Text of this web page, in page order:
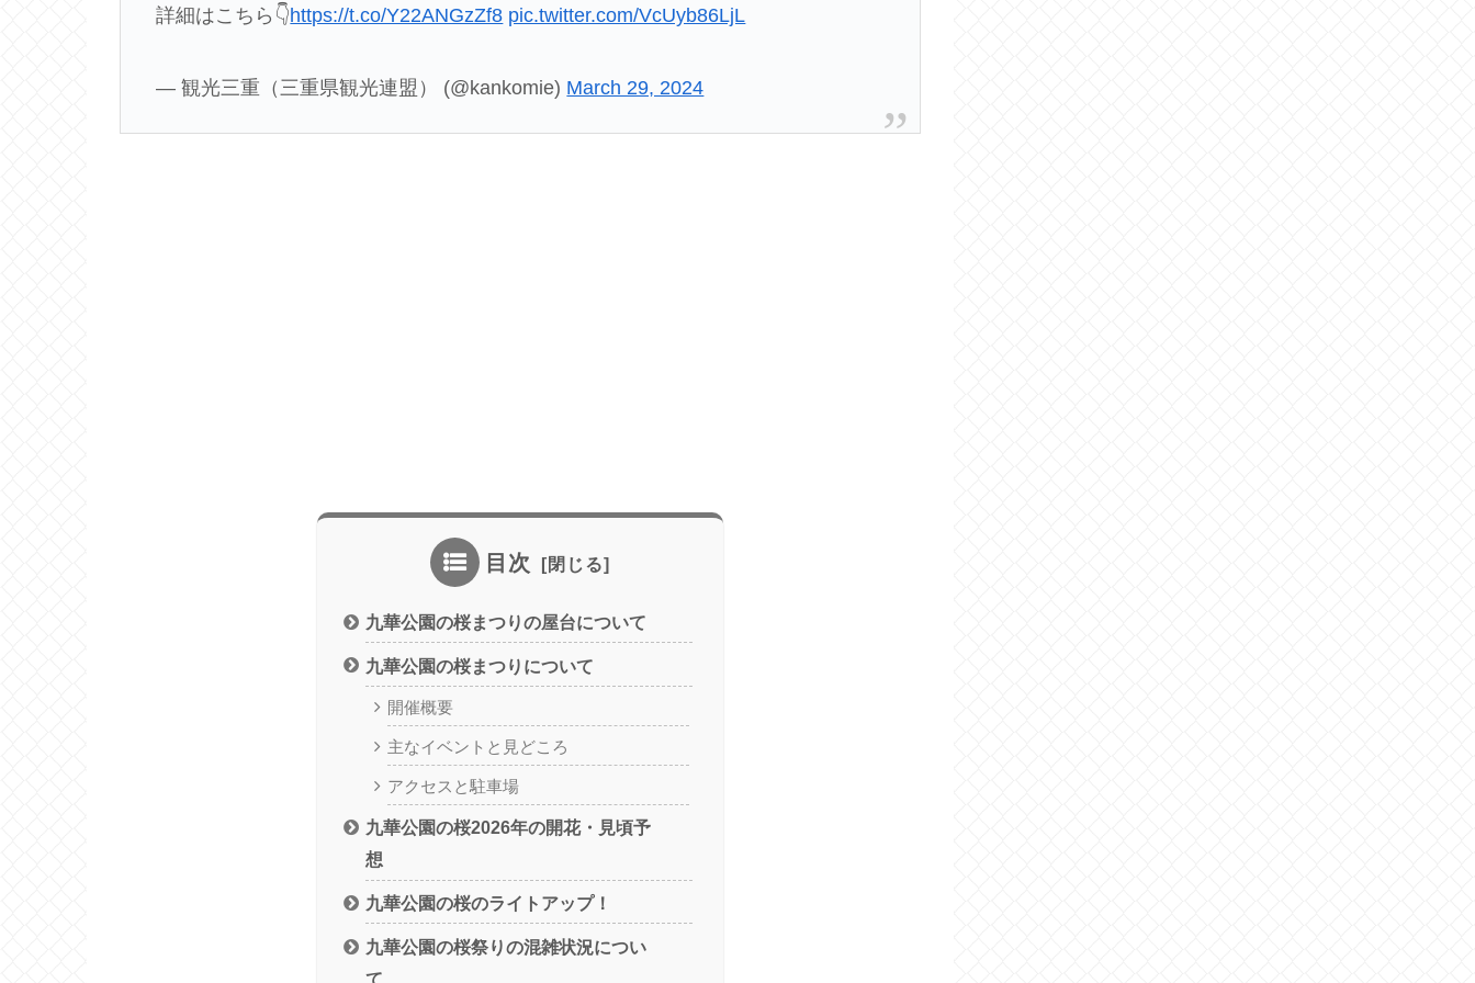
詳細はこちら👇https://t.co/Y22ANGzZf8 pic.twitter.com/VcUyb86LjL
— 観光三重（三重県観光連盟） (@kankomie) March 29, 2024
目次
九華公園の桜まつりの屋台について
九華公園の桜まつりについて
開催概要
主なイベントと見どころ
アクセスと駐車場
九華公園の桜2026年の開花・見頃予
想
九華公園の桜のライトアップ！
九華公園の桜祭りの混雑状況につい
て